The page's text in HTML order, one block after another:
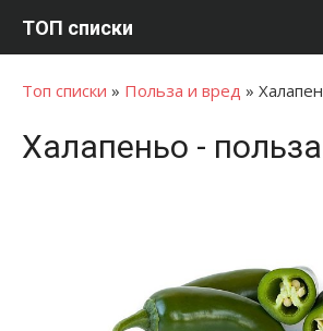
ТОП списки
Топ списки » Польза и вред »
Халапеньо -